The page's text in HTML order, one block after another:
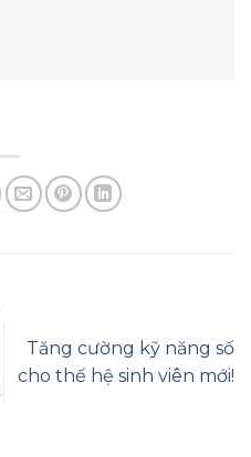
Tăng cường kỹ năng số
cho thế hệ sinh viên mới!